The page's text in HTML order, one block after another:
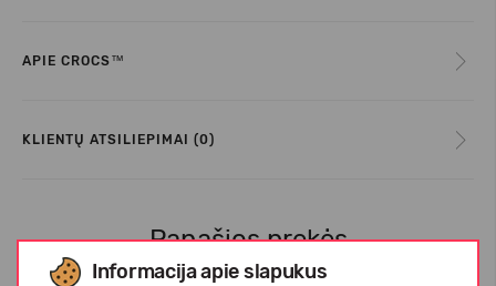
Informacija apie slapukus
APIE CROCS™
KLIENTŲ ATSILIEPIMAI (0)
Panašios prekės